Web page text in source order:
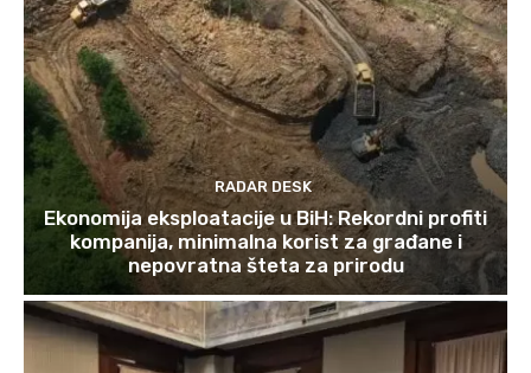
RADAR DESK
Ekonomija eksploatacije u BiH: Rekordni profiti
kompanija, minimalna korist za građane i
nepovratna šteta za prirodu